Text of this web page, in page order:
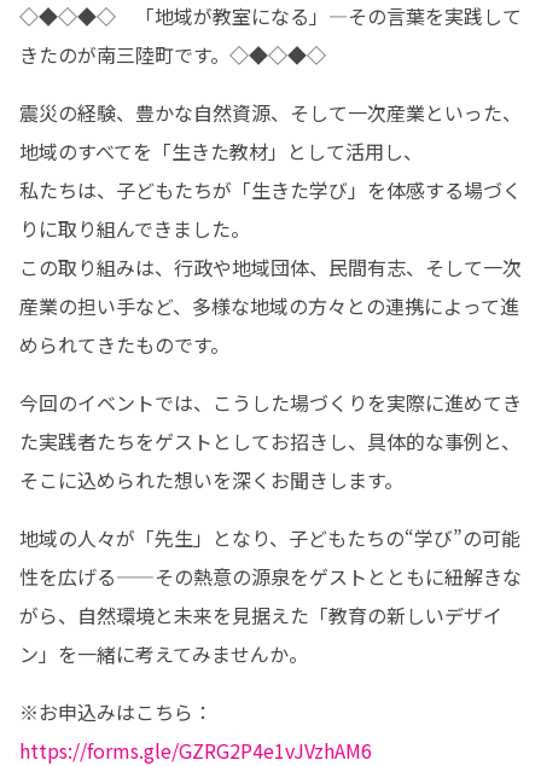
◇◆◇◆◇　「地域が教室になる」—その言葉を実践して
きたのが南三陸町です。◇◆◇◆◇
震災の経験、豊かな自然資源、そして一次産業といった、
地域のすべてを「生きた教材」として活用し、
私たちは、子どもたちが「生きた学び」を体感する場づく
りに取り組んできました。
この取り組みは、行政や地域団体、民間有志、そして一次
産業の担い手など、多様な地域の方々との連携によって進
められてきたものです。
今回のイベントでは、こうした場づくりを実際に進めてき
た実践者たちをゲストとしてお招きし、具体的な事例と、
そこに込められた想いを深くお聞きします。
地域の人々が「先生」となり、子どもたちの“学び”の可能
性を広げる——その熱意の源泉をゲストとともに紐解きな
がら、自然環境と未来を見据えた「教育の新しいデザイ
ン」を一緒に考えてみませんか。
※お申込みはこちら：
https://forms.gle/GZRG2P4e1vJVzhAM6